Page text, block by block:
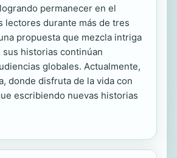
permanecer en el
lectores durante más de tres
propuesta que mezcla intriga
historias continúan
globales. Actualmente,
donde disfruta de la vida con
escribiendo nuevas historias